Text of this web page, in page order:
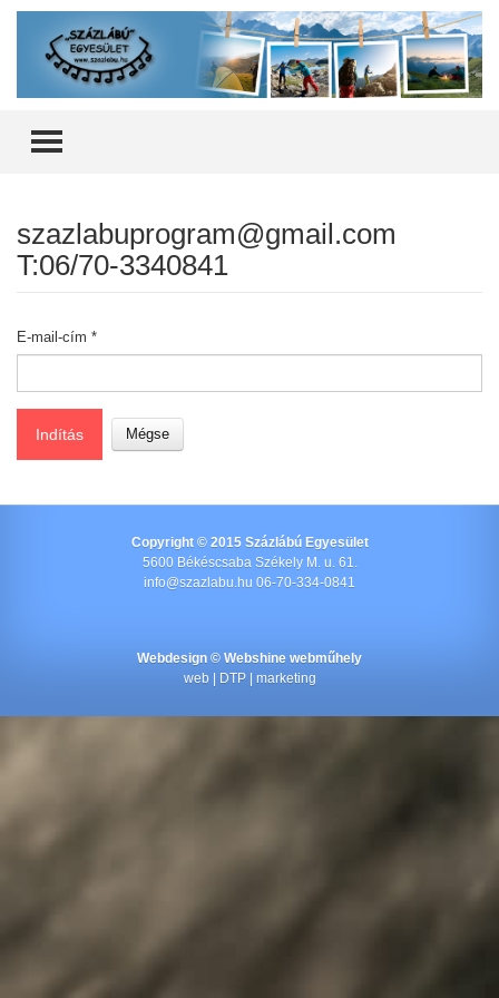
TOGGLE MENU
szazlabuprogram@gmail.com
T:06/70-3340841
E-mail-cím *
Indítás Mégse
Copyright © 2015 Százlábú Egyesület
5600 Békéscsaba Székely M. u. 61.
info@szazlabu.hu 06-70-334-0841
Webdesign © Webshine webműhely
web | DTP | marketing